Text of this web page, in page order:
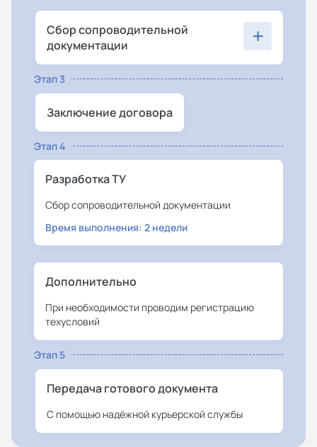
Сбор сопроводительной
документации
+
Этап 3
Заключение договора
Этап 4
Разработка ТУ
Сбор сопроводительной документации
Время выполнения: 2 недели
Дополнительно
При необходимости проводим регистрацию
техусловий
Этап 5
Передача готового документа
С помощью надёжной курьерской службы